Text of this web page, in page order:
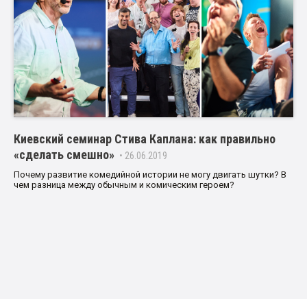
Киевский семинар Стива Каплана: как правильно
«сделать смешно» • 26.06.2019
Почему развитие комедийной истории не могу двигать шутки? В
чем разница между обычным и комическим героем?